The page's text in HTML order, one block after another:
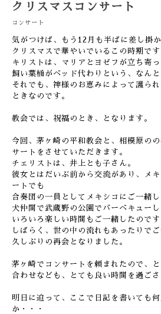
クリスマスコンサート
コンサート
気がつけば、もう12月も半ばに差し掛
クリスマスで華やいでいるこの時期です
キリストは、マリアとヨゼフが立ち寄
飼い葉桶がベッド代わりという、なんと
それでも、神様のお恵みによって護ら
ときなのです。
教会では、祝福のとき、となります。
今回、茅ヶ崎の平和教会と、相模原の
サートをさせていただきます。
チェリストは、井上とも子さん。
彼女とはだいぶ前から交流があり、メ
ートでも
合奏団の一員としてメキシコにご一緒し
犬仲間で武蔵野の公園でバーベキューし
いろいろ楽しい時間もご一緒したのです
しばらく、世の中の流れもあったりでご
久しぶりの再会となりました。
茅ヶ崎でコンサートを頼まれたので、
合わせなども、とても良い時間を過ご
明日に迫って、ここで日記を書いても
か・・・